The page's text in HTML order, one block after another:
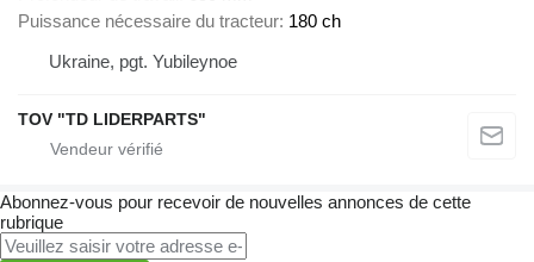
Puissance nécessaire du tracteur 180 ch
Ukraine, pgt. Yubileynoe
TOV "TD LIDERPARTS"
Abonnez-vous pour recevoir de nouvelles annonces de cette
rubrique